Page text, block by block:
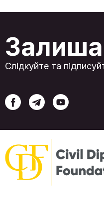
Слідкуйте та